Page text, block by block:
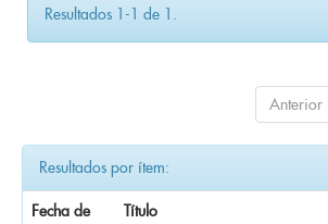
Resultados 1-1 de 1.
Anterior
Resultados por ítem:
Fecha de
Título